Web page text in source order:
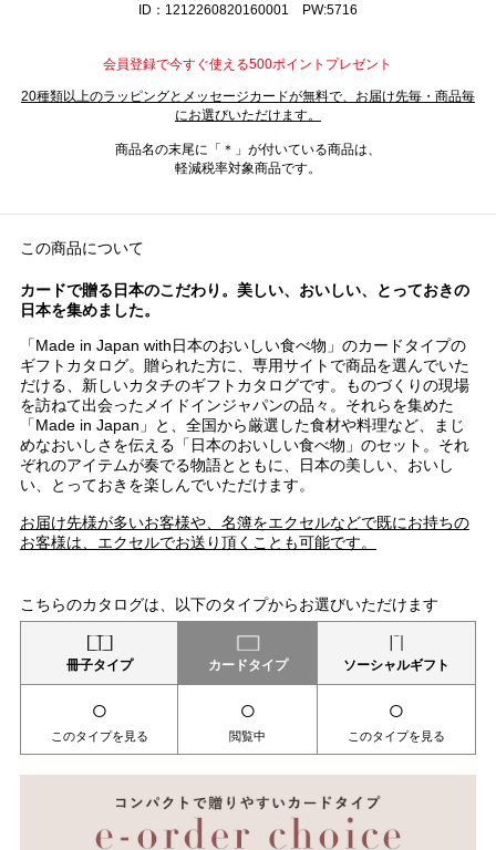
ID：1212260820160001 PW:5716
会員登録で今すぐ使える500ポイントプレゼント
20種類以上のラッピングとメッセージカードが無料で、お届け先毎・商品毎
にお選びいただけます。
商品名の末尾に「＊」が付いている商品は、
軽減税率対象商品です。
この商品について
カードで贈る日本のこだわり。美しい、おいしい、とっておきの
日本を集めました。
「Made in Japan with日本のおいしい食べ物」のカードタイプの
ギフトカタログ。贈られた方に、専用サイトで商品を選んでいた
だける、新しいカタチのギフトカタログです。ものづくりの現場
を訪ねて出会ったメイドインジャパンの品々。それらを集めた
「Made in Japan」と、全国から厳選した食材や料理など、まじ
めなおいしさを伝える「日本のおいしい食べ物」のセット。それ
ぞれのアイテムが奏でる物語とともに、日本の美しい、おいし
い、とっておきを楽しんでいただけます。
お届け先様が多いお客様や、名簿をエクセルなどで既にお持ちの
お客様は、エクセルでお送り頂くことも可能です。
こちらのカタログは、以下のタイプからお選びいただけます
冊子タイプ カードタイプ ソーシャルギフト
○
このタイプを見る
○
閲覧中
○
このタイプを見る